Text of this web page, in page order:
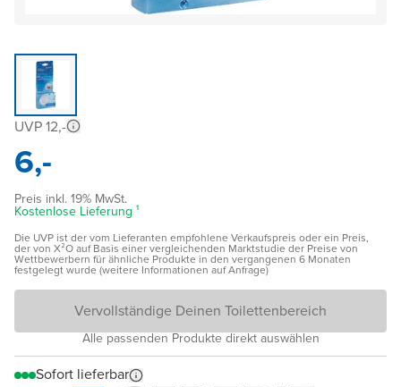
UVP 12,-
6,-
Preis inkl. 19% MwSt.
Kostenlose Lieferung ¹
Die UVP ist der vom Lieferanten empfohlene Verkaufspreis oder ein Preis,
der von X²O auf Basis einer vergleichenden Marktstudie der Preise von
Wettbewerbern für ähnliche Produkte in den vergangenen 6 Monaten
festgelegt wurde (weitere Informationen auf Anfrage)
Vervollständige Deinen Toilettenbereich
Alle passenden Produkte direkt auswählen
Sofort lieferbar